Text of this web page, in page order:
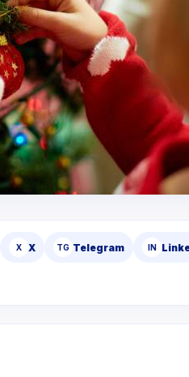
X X TG Telegram IN